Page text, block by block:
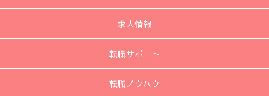
求人情報
転職サポート
転職ノウハウ